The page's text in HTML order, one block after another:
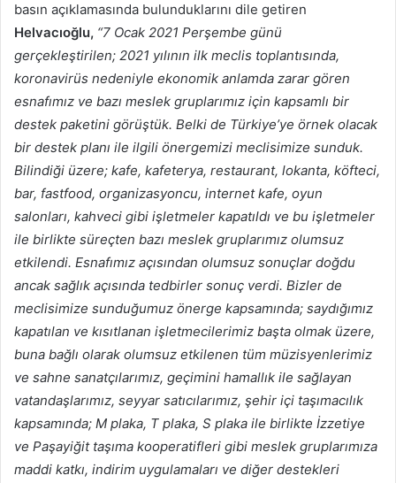
basın açıklamasında bulunduklarını dile getiren
Helvacıoğlu, “7 Ocak 2021 Perşembe günü
gerçekleştirilen; 2021 yılının ilk meclis toplantısında,
koronavirüs nedeniyle ekonomik anlamda zarar gören
esnafımız ve bazı meslek gruplarımız için kapsamlı bir
destek paketini görüştük. Belki de Türkiye’ye örnek olacak
bir destek planı ile ilgili önergemizi meclisimize sunduk.
Bilindiği üzere; kafe, kafeterya, restaurant, lokanta, köfteci,
bar, fastfood, organizasyoncu, internet kafe, oyun
salonları, kahveci gibi işletmeler kapatıldı ve bu işletmeler
ile birlikte süreçten bazı meslek gruplarımız olumsuz
etkilendi. Esnafımız açısından olumsuz sonuçlar doğdu
ancak sağlık açısında tedbirler sonuç verdi. Bizler de
meclisimize sunduğumuz önerge kapsamında; saydığımız
kapatılan ve kısıtlanan işletmecilerimiz başta olmak üzere,
buna bağlı olarak olumsuz etkilenen tüm müzisyenlerimiz
ve sahne sanatçılarımız, geçimini hamallık ile sağlayan
vatandaşlarımız, seyyar satıcılarımız, şehir içi taşımacılık
kapsamında; M plaka, T plaka, S plaka ile birlikte İzzetiye
ve Paşayiğit taşıma kooperatifleri gibi meslek gruplarımıza
maddi katkı, indirim uygulamaları ve diğer destekleri